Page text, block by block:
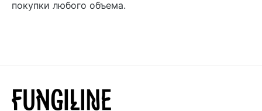
покупки любого объема.